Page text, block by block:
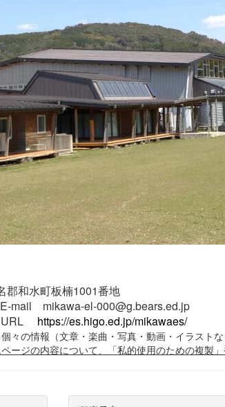
絡
県玉名郡和水町
mikawa-el-000@g.bears.ed.jp
https://es.higo.ed.jp/mikawaes/
々の情報（文章・楽曲・写真・動画・イラスト
ージの内容について、「私的使用のための複製